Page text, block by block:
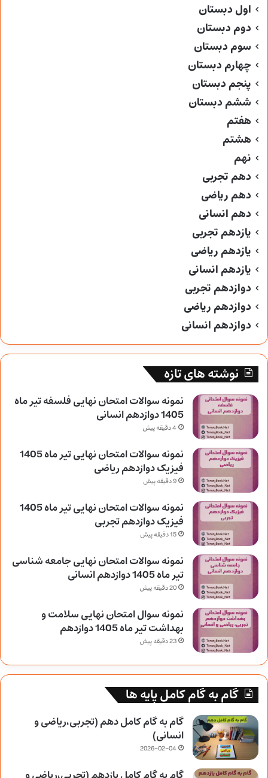
اول دبستان
دوم دبستان
سوم دبستان
چهارم دبستان
پنجم دبستان
ششم دبستان
هفتم
هشتم
نهم
دهم تجربی
دهم ریاضی
دهم انسانی
یازدهم تجربی
یازدهم ریاضی
یازدهم انسانی
دوازدهم تجربی
دوازدهم ریاضی
دوازدهم انسانی
نوشته های تازه
نمونه سوالات امتحان نهایی فلسفه تیر ماه
1405 دوازدهم انسانی
4 دقیقه پیش
نمونه سوالات امتحان نهایی تیر ماه 1405
فیزیک دوازدهم ریاضی
9 دقیقه پیش
نمونه سوالات امتحان نهایی تیر ماه 1405
فیزیک دوازدهم تجربی
15 دقیقه پیش
نمونه سوالات امتحان نهایی جامعه شناسی
تیر ماه 1405 دوازدهم انسانی
20 دقیقه پیش
نمونه سوال امتحان نهایی سلامت و
بهداشت تیر ماه 1405 دوازدهم
23 دقیقه پیش
گام به گام کامل پایه ها
گام به گام کامل دهم (تجربی،ریاضی و
انسانی)
2026-02-04